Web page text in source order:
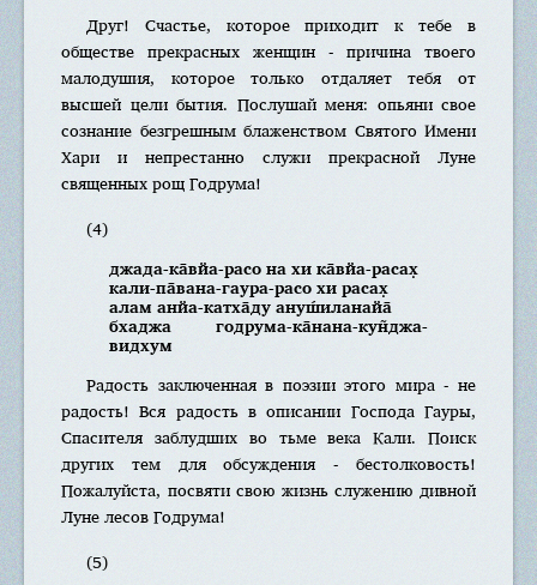
Друг! Счастье, которое приходит к тебе в
обществе прекрасных женщин - причина твоего
малодушия, которое только отдаляет тебя от
высшей цели бытия. Послушай меня: опьяни свое
сознание безгрешным блаженством Святого Имени
Хари и непрестанно служи прекрасной Луне
священных рощ Годрума!
(4)
джада-ка̄вйа-расо на хи ка̄вйа-расах̣
кали-па̄вана-гаура-расо хи расах̣
алам анйа-катха̄ду ануш́иланайа̄
бхаджа годрума-ка̄нана-кун̃джа-
видхум
Радость заключенная в поэзии этого мира - не
радость! Вся радость в описании Господа Гауры,
Спасителя заблудших во тьме века Кали. Поиск
других тем для обсуждения - бестолковость!
Пожалуйста, посвяти свою жизнь служению дивной
Луне лесов Годрума!
(5)